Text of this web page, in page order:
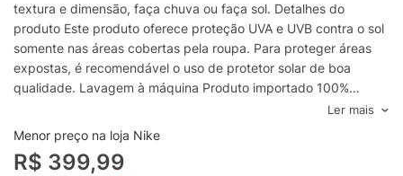
textura e dimensão, faça chuva ou faça sol. Detalhes do
produto Este produto oferece proteção UVA e UVB contra o sol
somente nas áreas cobertas pela roupa. Para proteger áreas
expostas, é recomendável o uso de protetor solar de boa
qualidade. Lavagem à máquina Produto importado 100%
poliamida Logo bordado na bainha esquerda (Swoosh)Ler mais
Menor preço na loja Nike
R$ 399,99